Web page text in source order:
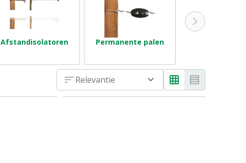
Afstandisolatoren Permanente palen
Relevantie